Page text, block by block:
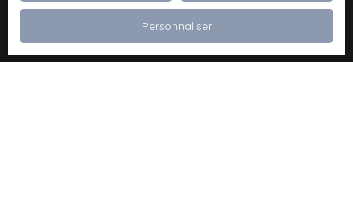
Je recherche un bien
Vente appartement Dévoluy (05250)
Personnaliser